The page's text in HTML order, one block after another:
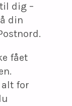
dig –
din
fået
alt for